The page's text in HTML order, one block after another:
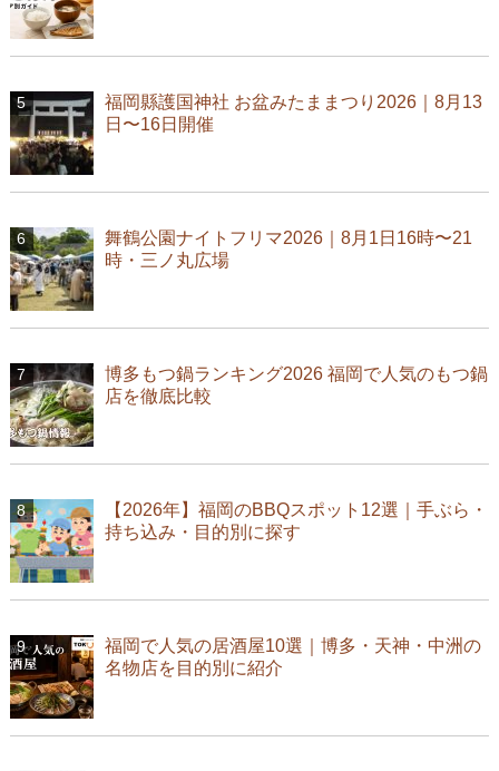
福岡縣護国神社 お盆みたままつり2026｜8月13
日〜16日開催
舞鶴公園ナイトフリマ2026｜8月1日16時〜21
時・三ノ丸広場
博多もつ鍋ランキング2026 福岡で人気のもつ鍋
店を徹底比較
【2026年】福岡のBBQスポット12選｜手ぶら・
持ち込み・目的別に探す
福岡で人気の居酒屋10選｜博多・天神・中洲の
名物店を目的別に紹介